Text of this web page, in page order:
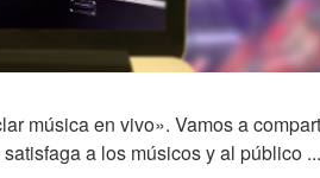
música en vivo». Vamos a
a los músicos y al público